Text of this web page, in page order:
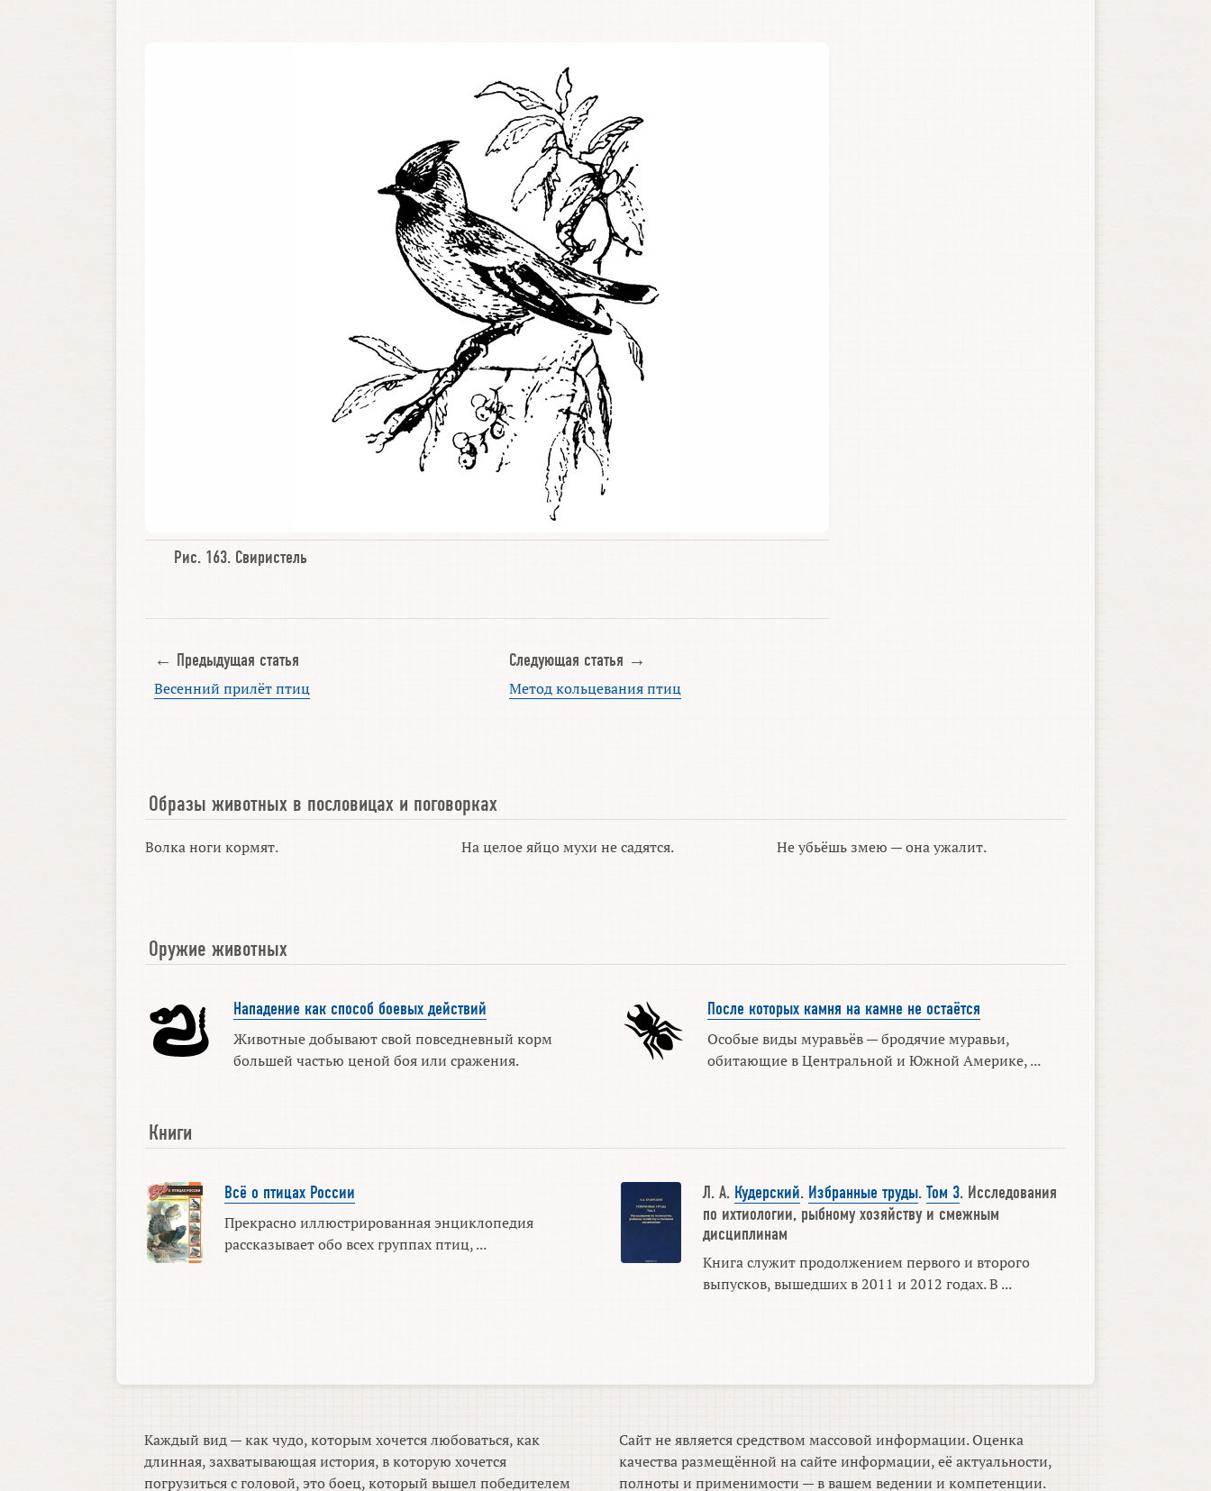
Рис. 163. Свиристель
← Предыдущая статья
Весенний прилёт птиц
Следующая статья →
Метод кольцевания птиц
Образы животных в пословицах и поговорках
Волка ноги кормят. На целое яйцо мухи не садятся. Не убьёшь змею — она ужалит.
Оружие животных
Нападение как способ боевых действий
Животные добывают свой повседневный корм
большей частью ценой боя или сражения.
После которых камня на камне не остаётся
Особые виды муравьёв — бродячие муравьи,
обитающие в Центральной и Южной Америке, ...
Книги
Всё о птицах России
Прекрасно иллюстрированная энциклопедия
рассказывает обо всех группах птиц, ...
Л. А. Кудерский. Избранные труды. Том 3. Исследования
по ихтиологии, рыбному хозяйству и смежным
дисциплинам
Книга служит продолжением первого и второго
выпусков, вышедших в 2011 и 2012 годах. В ...
Каждый вид — как чудо, которым хочется любоваться, как
длинная, захватывающая история, в которую хочется
погрузиться с головой, это боец, который вышел победителем
Сайт не является средством массовой информации. Оценка
качества размещённой на сайте информации, её актуальности,
полноты и применимости — в вашем ведении и компетенции.